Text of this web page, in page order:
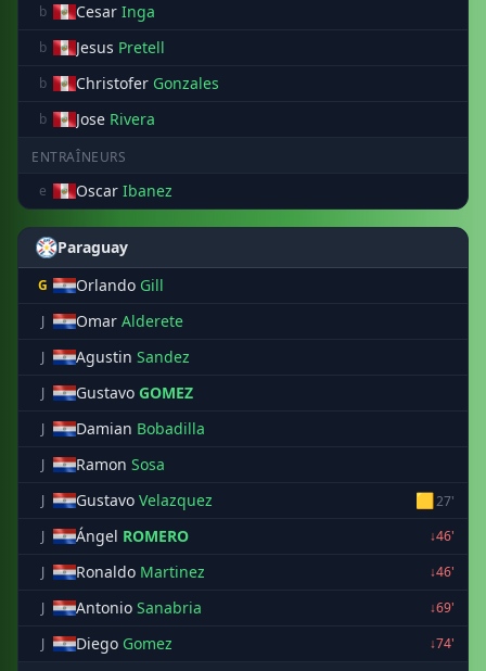
b Cesar Inga
b Jesus Pretell
b Christofer Gonzales
b Jose Rivera
ENTRAÎNEURS
e
Oscar Ibanez
Paraguay
G Orlando Gill
J Omar Alderete
J Agustin Sandez
J Gustavo GOMEZ
J Damian Bobadilla
J Ramon Sosa
J Gustavo Velazquez 🟨27'
J
Ángel ROMERO
↓46'
J
Ronaldo Martinez
↓46'
J
Antonio Sanabria
↓69'
J
Diego Gomez ↓74'